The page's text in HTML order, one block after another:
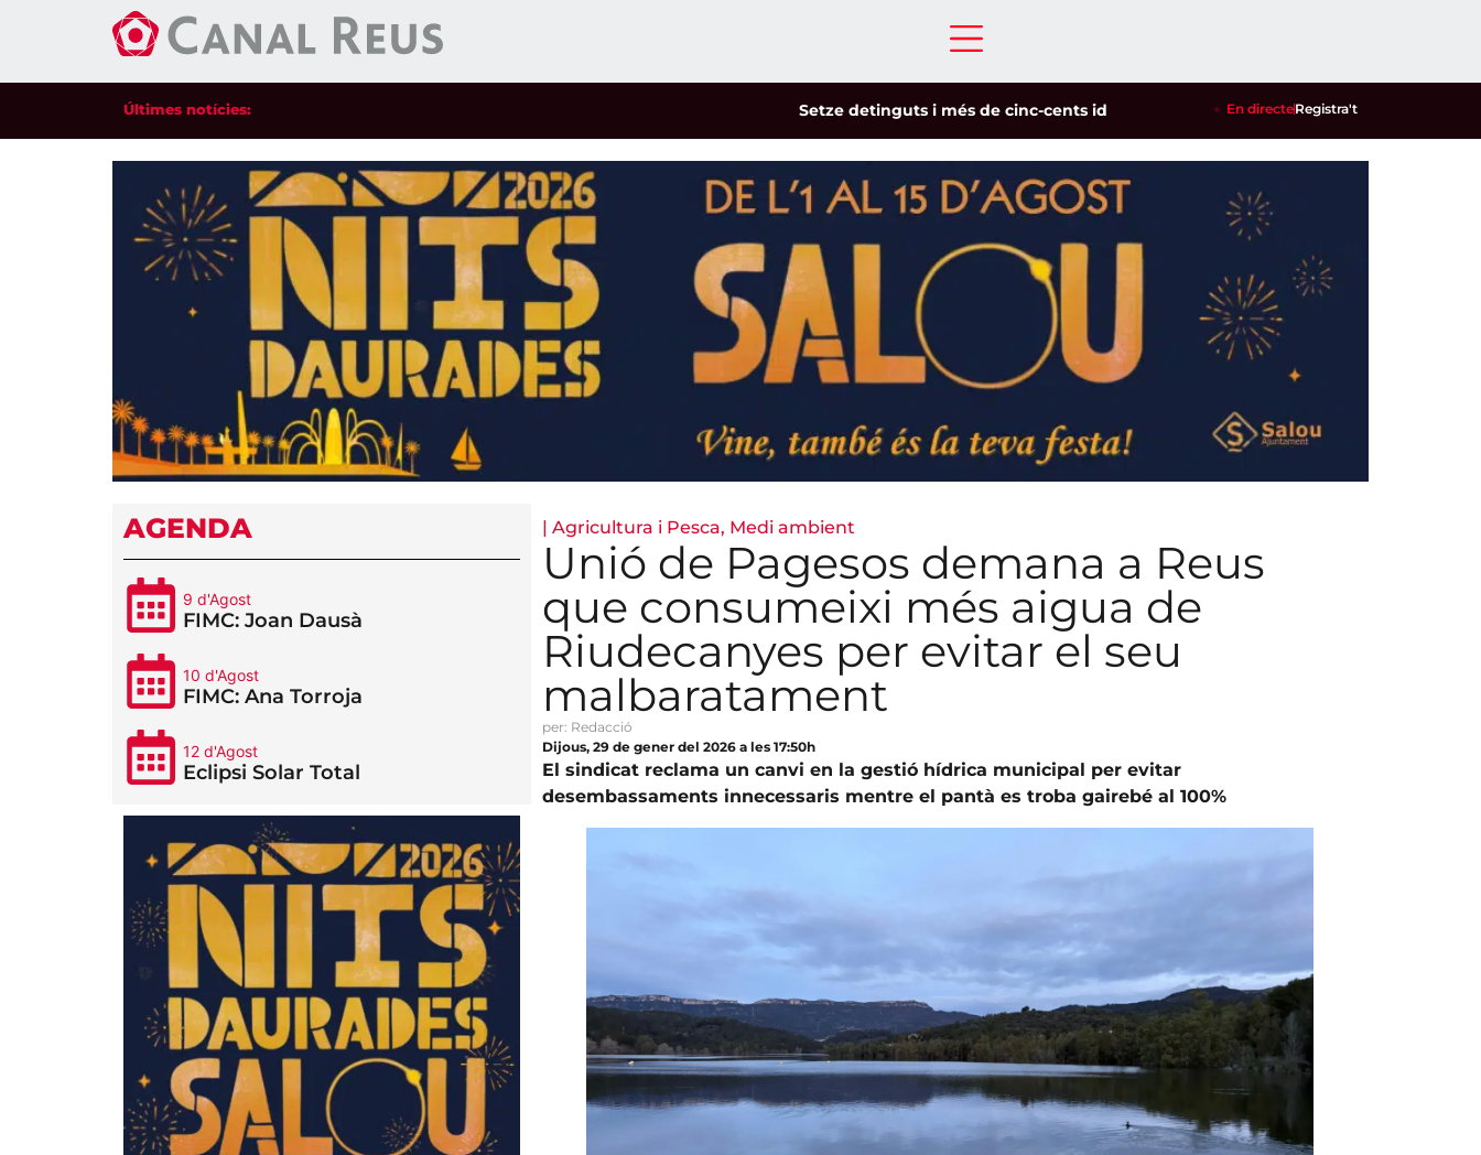
Últimes notícies: Setze detinguts i més de cinc-cents identificats en un dispositiu policial contra la
En directeRegistra't
AGENDA
9 d'Agost
FIMC: Joan Dausà
10 d'Agost
FIMC: Ana Torroja
12 d'Agost
Eclipsi Solar Total
| Agricultura i Pesca, Medi ambient
Unió de Pagesos demana a Reus
que consumeixi més aigua de
Riudecanyes per evitar el seu
malbaratament
per: Redacció
Dijous, 29 de gener del 2026 a les 17:50h
El sindicat reclama un canvi en la gestió hídrica municipal per evitar
desembassaments innecessaris mentre el pantà es troba gairebé al 100%